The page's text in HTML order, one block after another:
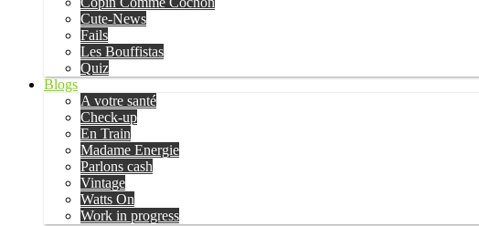
Cute-News
Fails
Les Bouffistas
Quiz
Blogs
A votre santé
Check-up
En Train
Madame Energie
Parlons cash
Vintage
Watts On
Work in progress